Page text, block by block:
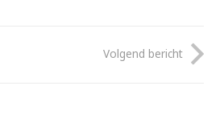
Volgend bericht